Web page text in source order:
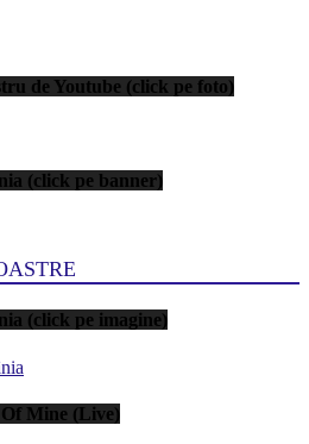
de Youtube (click pe foto)
(click pe banner)
(click pe imagine)
Mine (Live)